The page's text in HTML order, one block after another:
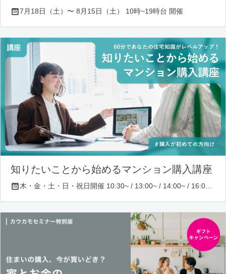
7月18日（土）〜 8月15日（土） 10時~19時台 開催
知りたいことから始めるマンション購入講座
木・金・土・日・祝日開催 10:30~ / 13:00~ / 14:00~ / 16:00~ / 17:00~/ 18:30~/ 19:30~